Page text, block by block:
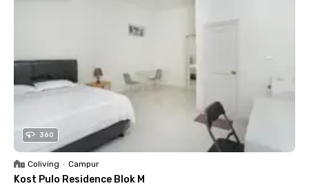
360
Coliving • Campur
Kost Pulo Residence Blok M